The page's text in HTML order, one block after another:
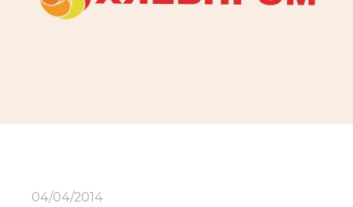
04/04/2014